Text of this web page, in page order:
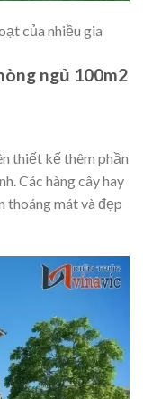
của nhiều gia
ngủ 100m2
thiết kế thêm phần
Các hàng cây hay
thoáng mát và đẹp